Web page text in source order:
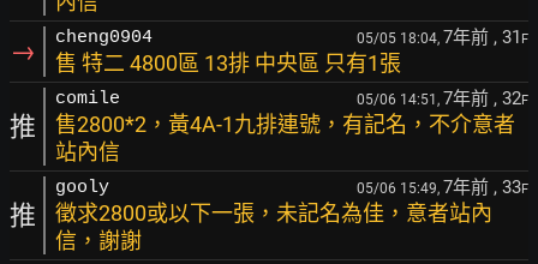
→ cheng0904 05/05 18:04, 7年前 , 31 F
售 特二 4800區 13排 中央區 只有1張
推
comile 05/06 14:51, 7年前 , 32F
售2800*2，黃4A-1九排連號，有記名，不介意者
站內信
推
gooly 05/06 15:49, 7年前 , 33F
徵求2800或以下一張，未記名為佳，意者站內
信，謝謝